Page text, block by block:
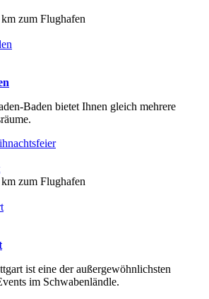
zum Flughafen
Baden bietet Ihnen gleich mehrere
zum Flughafen
ist eine der außergewöhnlichsten
im Schwabenländle.